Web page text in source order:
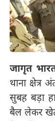
जागृत
थाना क्षेत्र
सुबह बड़ा
बैल लेकर